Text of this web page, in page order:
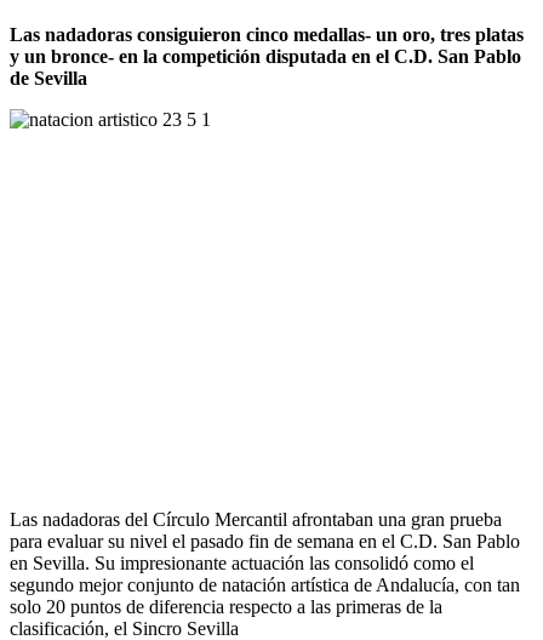
Las nadadoras consiguieron cinco medallas- un oro, tres platas
y un bronce- en la competición disputada en el C.D. San Pablo
de Sevilla
Las nadadoras del Círculo Mercantil afrontaban una gran prueba
para evaluar su nivel el pasado fin de semana en el C.D. San Pablo
en Sevilla. Su impresionante actuación las consolidó como el
segundo mejor conjunto de natación artística de Andalucía, con tan
solo 20 puntos de diferencia respecto a las primeras de la
clasificación, el Sincro Sevilla